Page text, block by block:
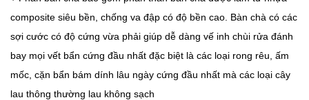
composite siêu bền, chống va đập có độ bền cao. Bàn chà có các
sợi cước có độ cứng vừa phải giúp dễ dàng vế inh chùi rửa đánh
bay mọi vết bẩn cứng đầu nhất đặc biệt là các loại rong rêu, ấm
mốc, cặn bẩn bám dính lâu ngày cứng đầu nhất mà các loại cây
lau thông thường lau không sạch